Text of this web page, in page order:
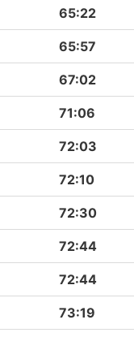
65:22
65:57
67:02
71:06
72:03
72:10
72:30
72:44
72:44
73:19